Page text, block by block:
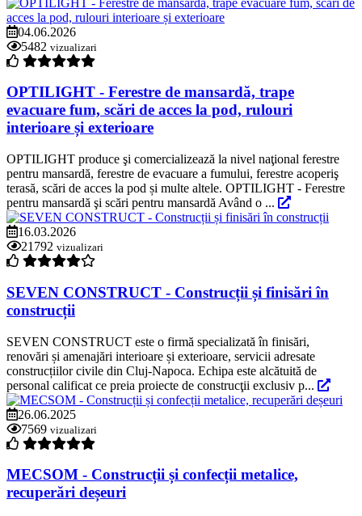
04.06.2026
5482 vizualizari
OPTILIGHT - Ferestre de mansardă, trape
evacuare fum, scări de acces la pod, rulouri
interioare și exterioare
OPTILIGHT produce şi comercializează la nivel naţional ferestre
pentru mansardă, ferestre de evacuare a fumului, ferestre acoperiş
terasă, scări de acces la pod și multe altele. OPTILIGHT - Ferestre
pentru mansardă şi scări pentru mansardă Având o ...
16.03.2026
21792 vizualizari
SEVEN CONSTRUCT - Construcții și finisări în
construcții
SEVEN CONSTRUCT este o firmă specializată în finisări,
renovări și amenajări interioare și exterioare, servicii adresate
construcțiilor civile din Cluj-Napoca. Echipa este alcătuită de
personal calificat ce preia proiecte de construcţii exclusiv p...
26.06.2025
7569 vizualizari
MECSOM - Construcții și confecții metalice,
recuperări deșeuri